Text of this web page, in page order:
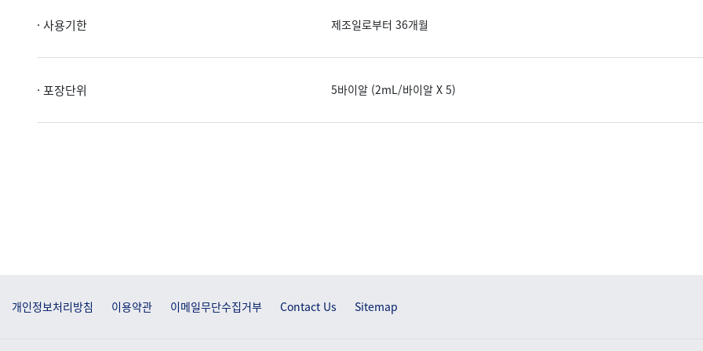
· 사용기한 제조일로부터 36개월
· 포장단위 5바이알 (2mL/바이알 X 5)
개인정보처리방침 이용약관 이메일무단수집거부 Contact Us Sitemap